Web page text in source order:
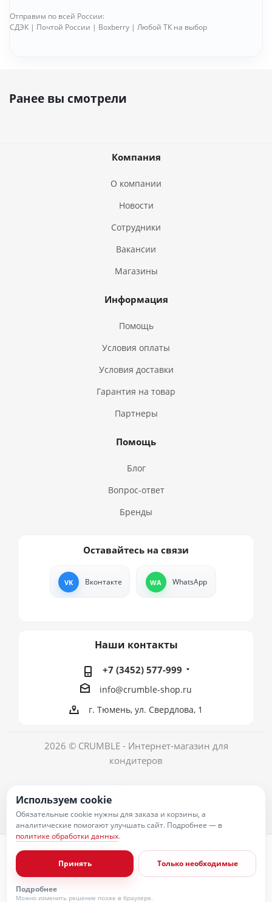
Отправим по всей России:
СДЭК | Почтой России | Boxberry | Любой ТК на выбор
Ранее вы смотрели
Компания
О компании
Новости
Сотрудники
Вакансии
Магазины
Информация
Помощь
Условия оплаты
Условия доставки
Гарантия на товар
Партнеры
Помощь
Блог
Вопрос-ответ
Бренды
Оставайтесь на связи
Вконтакте WhatsApp
Наши контакты
+7 (3452) 577-999
info@crumble-shop.ru
г. Тюмень, ул. Свердлова, 1
2026 © CRUMBLE - Интернет-магазин для
кондитеров
Согласие на обработку персональных данных
Публичная оферта
Пользовательское соглашение
Условия оплаты
Условия доставки
Используем cookie
Обязательные cookie нужны для заказа и корзины, а
аналитические помогают улучшать сайт. Подробнее — в
политике обработки данных.
Принять Только необходимые
Подробнее
Можно изменить решение позже в браузере.